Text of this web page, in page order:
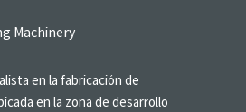
Machinery
en la fabricación de
en la zona de desarrollo